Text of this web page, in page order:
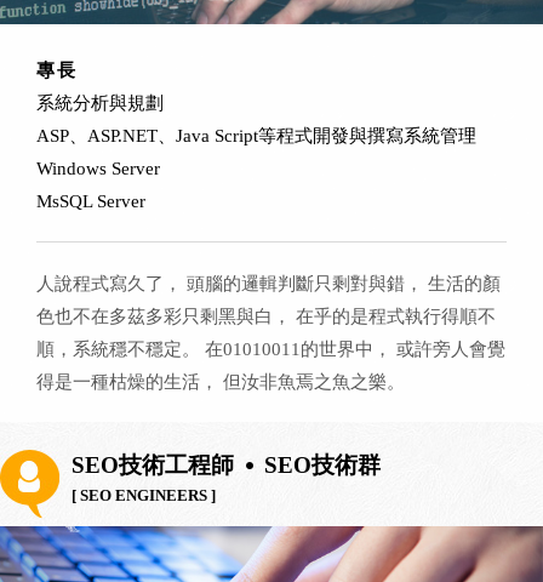
專長
系統分析與規劃
ASP、ASP.NET、Java Script等程式開發與撰寫系統管理
Windows Server
MsSQL Server
人說程式寫久了， 頭腦的邏輯判斷只剩對與錯， 生活的顏
色也不在多茲多彩只剩黑與白， 在乎的是程式執行得順不
順，系統穩不穩定。 在01010011的世界中， 或許旁人會覺
得是一種枯燥的生活， 但汝非魚焉之魚之樂。
SEO技術工程師 SEO技術群
[ SEO ENGINEERS ]